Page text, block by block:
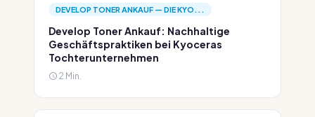
DEVELOP TONER ANKAUF — DIE KYO...
Develop Toner Ankauf: Nachhaltige
Geschäftspraktiken bei Kyoceras
Tochterunternehmen
2 Min.